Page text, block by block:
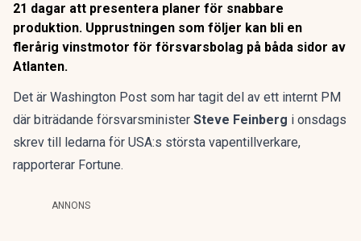
21 dagar att presentera planer för snabbare
produktion. Upprustningen som följer kan bli en
flerårig vinstmotor för försvarsbolag på båda sidor av
Atlanten.
Det är Washington Post som har tagit del av ett internt PM
där biträdande försvarsminister Steve Feinberg i onsdags
skrev till ledarna för USA:s största vapentillverkare,
rapporterar Fortune.
ANNONS